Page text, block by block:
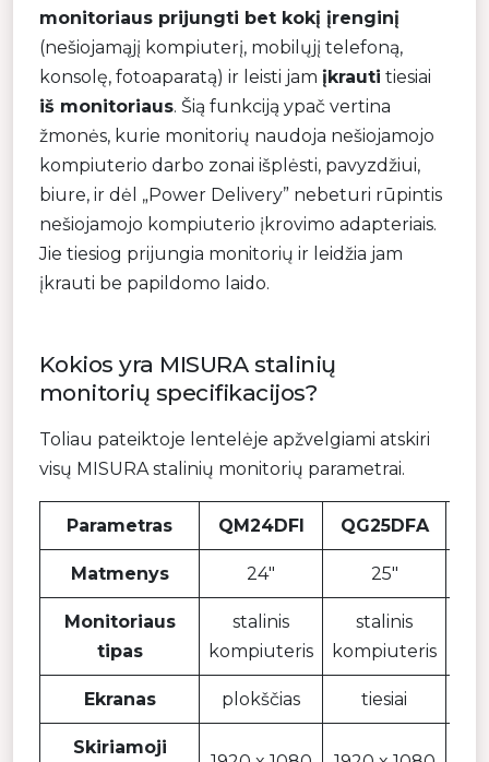
monitoriaus prijungti bet kokį įrenginį
(nešiojamąjį kompiuterį, mobilųjį telefoną,
konsolę, fotoaparatą) ir leisti jam įkrauti tiesiai
iš monitoriaus. Šią funkciją ypač vertina
žmonės, kurie monitorių naudoja nešiojamojo
kompiuterio darbo zonai išplėsti, pavyzdžiui,
biure, ir dėl „Power Delivery” nebeturi rūpintis
nešiojamojo kompiuterio įkrovimo adapteriais.
Jie tiesiog prijungia monitorių ir leidžia jam
įkrauti be papildomo laido.
Kokios yra MISURA stalinių
monitorių specifikacijos?
Toliau pateiktoje lentelėje apžvelgiami atskiri
visų MISURA stalinių monitorių parametrai.
Parametras QM24DFI QG25DFA
Matmenys 24″ 25″
Monitoriaus
tipas
stalinis
kompiuteris
stalinis
kompiuteris
Ekranas plokščias tiesiai
Skiriamoji